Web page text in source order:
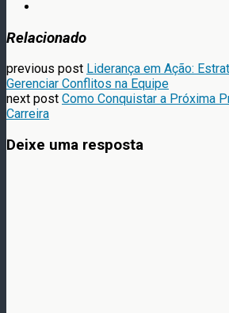
Relacionado
previous post Liderança em Ação:
Gerenciar Conflitos na Equipe
next post Como Conquistar a Próxima
Carreira
Deixe uma resposta